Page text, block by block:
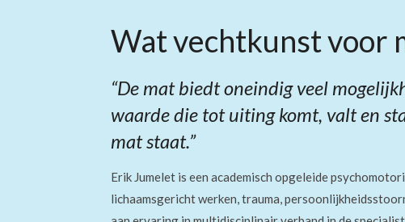
Wat vechtkunst voor
“De mat biedt oneindig veel
waarde die tot uiting komt, valt en
mat staat.”
Erik Jumelet is een academisch opgeleide
lichaamsgericht werken, trauma,